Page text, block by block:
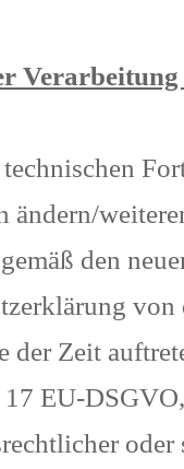
ändern/
den
der Zeit
EU-